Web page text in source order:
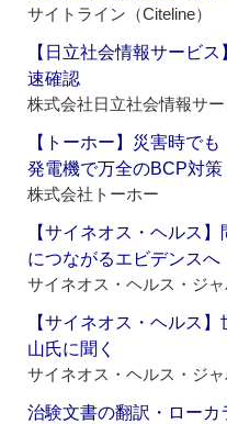
サイトライン（Citeline）
【日立社会情報サービ
速確認
株式会社日立社会情報サー
【トーホー】災害時で
発電機で万全のBCP対策
株式会社トーホー
【サイネオス・ヘルス
につながるエビデンスへ
サイネオス・ヘルス・ジ
【サイネオス・ヘルス
山氏に聞く
サイネオス・ヘルス・ジ
治験文書の翻訳・ロー